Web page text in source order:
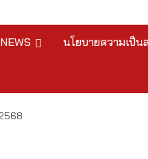
นโยบายความเป็น